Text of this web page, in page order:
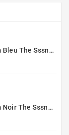
Câble Micro XLR M/F 6m Bleu The Sssnake SM6BL
Câble Micro XLR M/F 6m Noir The Sssnake SM6BK